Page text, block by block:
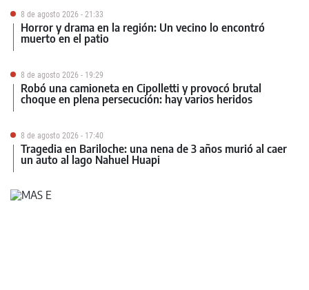
8 de agosto 2026 - 21:33
Horror y drama en la región: Un vecino lo encontró
muerto en el patio
8 de agosto 2026 - 19:29
Robó una camioneta en Cipolletti y provocó brutal
choque en plena persecución: hay varios heridos
8 de agosto 2026 - 17:40
Tragedia en Bariloche: una nena de 3 años murió al caer
un auto al lago Nahuel Huapi